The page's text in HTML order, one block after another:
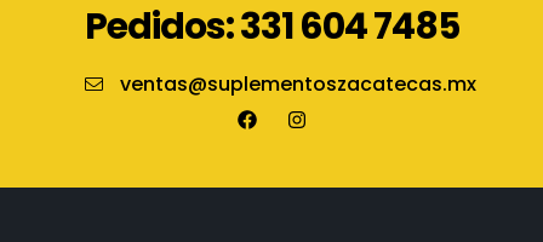
Pedidos: 331 604 7485
ventas@suplementoszacatecas.mx